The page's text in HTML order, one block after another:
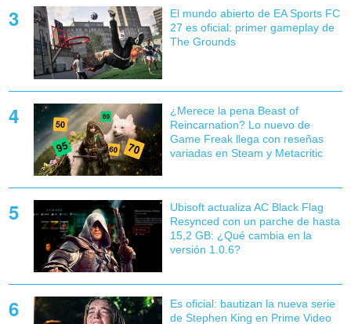
El mundo abierto de EA Sports FC
27 es oficial: primer gameplay de
The Grounds
¿Merece la pena Beast of
Reincarnation? Lo nuevo de
Game Freak llega con reseñas
variadas en Steam y Metacritic
Ubisoft actualiza AC Black Flag
Resynced con un parche de hasta
15,2 GB: ¿Qué cambia en la
versión 1.0.6?
Es oficial: bautizan la nueva serie
de Stephen King en Prime Video